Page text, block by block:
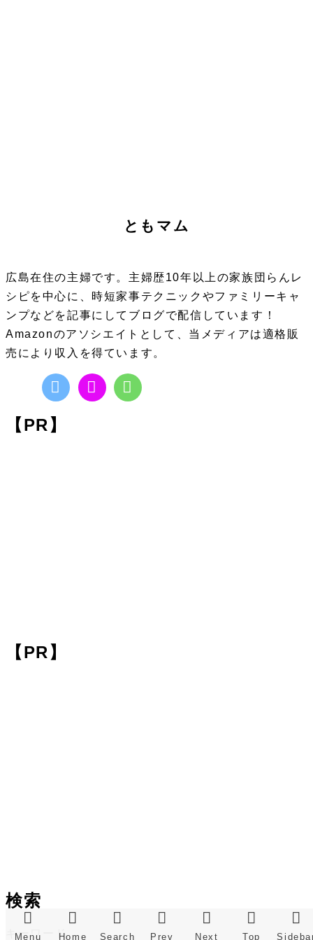
ともマム
広島在住の主婦です。主婦歴10年以上の家族団らんレ
シピを中心に、時短家事テクニックやファミリーキャ
ンプなどを記事にしてブログで配信しています！
Amazonのアソシエイトとして、当メディアは適格販
売により収入を得ています。
【PR】
【PR】
検索
キーワード
Menu Home Search Prev Next Top